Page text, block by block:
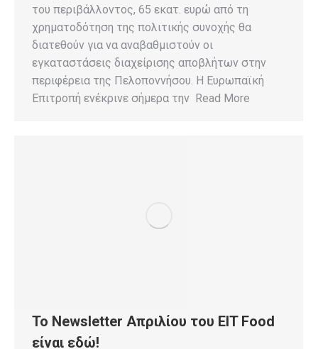
του περιβάλλοντος, 65 εκατ. ευρώ από τη
χρηματοδότηση της πολιτικής συνοχής θα
διατεθούν για να αναβαθμιστούν οι
εγκαταστάσεις διαχείρισης αποβλήτων στην
περιφέρεια της Πελοποννήσου. Η Ευρωπαϊκή
Επιτροπή ενέκρινε σήμερα την Read More
To Newsletter Απριλίου του EIT Food
είναι εδώ!